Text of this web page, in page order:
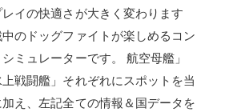
イの快適さが大きく変わります
のドッグファイトが楽しめるコン
ミュレーターです。 航空母艦」
上戦闘艦」それぞれにスポットを当
え、左記全ての情報＆国データを